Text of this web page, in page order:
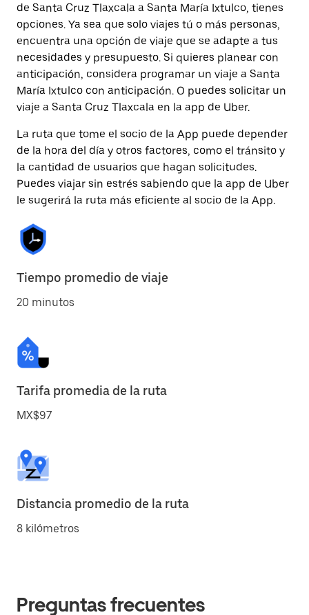
de Santa Cruz Tlaxcala a Santa María Ixtulco, tienes
opciones. Ya sea que solo viajes tú o más personas,
encuentra una opción de viaje que se adapte a tus
necesidades y presupuesto. Si quieres planear con
anticipación, considera programar un viaje a Santa
María Ixtulco con anticipación. O puedes solicitar un
viaje a Santa Cruz Tlaxcala en la app de Uber.
La ruta que tome el socio de la App puede depender
de la hora del día y otros factores, como el tránsito y
la cantidad de usuarios que hagan solicitudes.
Puedes viajar sin estrés sabiendo que la app de Uber
le sugerirá la ruta más eficiente al socio de la App.
Tiempo promedio de viaje
20 minutos
Tarifa promedia de la ruta
MX$97
Distancia promedio de la ruta
8 kilómetros
Preguntas frecuentes